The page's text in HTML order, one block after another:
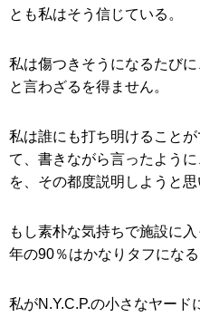
とも私はそう信じている。
私は傷つきそうになるたび
と言わざるを得ません。
私は誰にも打ち明けること
て、書きながら言ったよう
を、その都度説明しようと思
もし素朴な気持ちで施設に
年の90％はかなりタフになる
私がN.Y.C.P.の小さなヤー